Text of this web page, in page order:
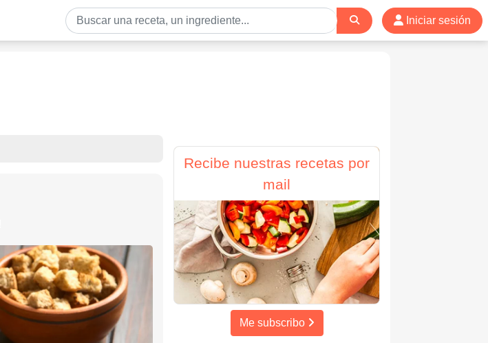
Iniciar sesión
Recibe nuestras recetas por
mail
Me subscribo